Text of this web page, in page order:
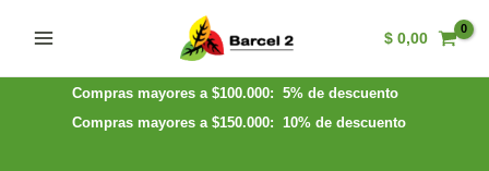
Menu
$ 0,00
Compras mayores a $100.000: 5% de descuento
Compras mayores a $150.000: 10% de descuento